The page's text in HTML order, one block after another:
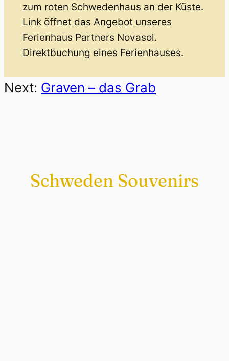
zum roten Schwedenhaus an der Küste.
Link öffnet das Angebot unseres
Ferienhaus Partners Novasol.
Direktbuchung eines Ferienhauses.
Next: Graven – das Grab
Schweden Souvenirs